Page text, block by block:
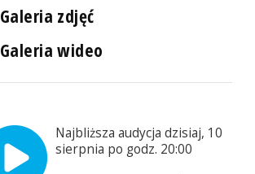
Galeria zdjęć
Galeria wideo
Najbliższa audycja dzisiaj, 10
sierpnia po godz. 20:00